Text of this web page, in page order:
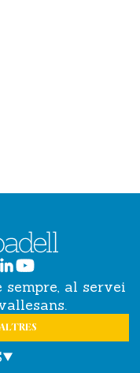
al servei